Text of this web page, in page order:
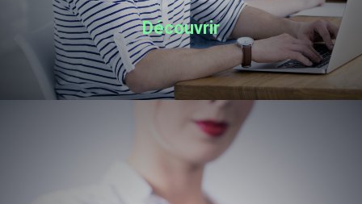
Découvrir